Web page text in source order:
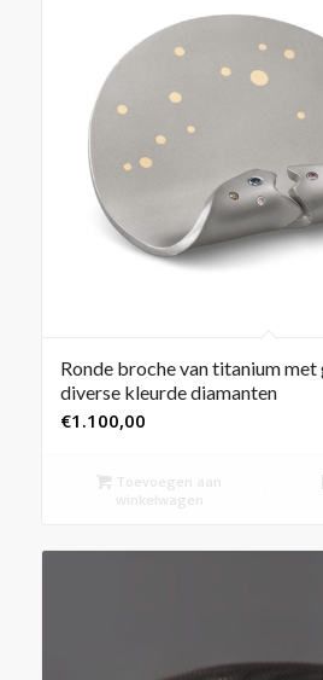
Ronde broche van titanium met
diverse kleurde diamanten
€1.100,00
Toevoegen aan
winkelwagen